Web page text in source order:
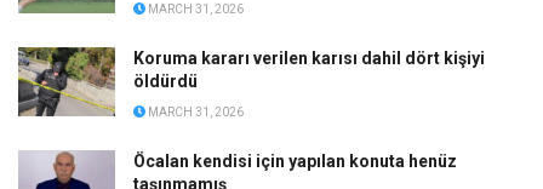
MARCH 31, 2026
Koruma kararı verilen karısı dahil dört kişiyi
öldürdü
MARCH 31, 2026
Öcalan kendisi için yapılan konuta henüz
taşınmamış